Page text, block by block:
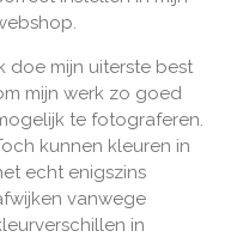
doe mijn uiterste best
mijn werk zo goed
te fotograferen.
kunnen kleuren in
echt enigszins
vanwege
in